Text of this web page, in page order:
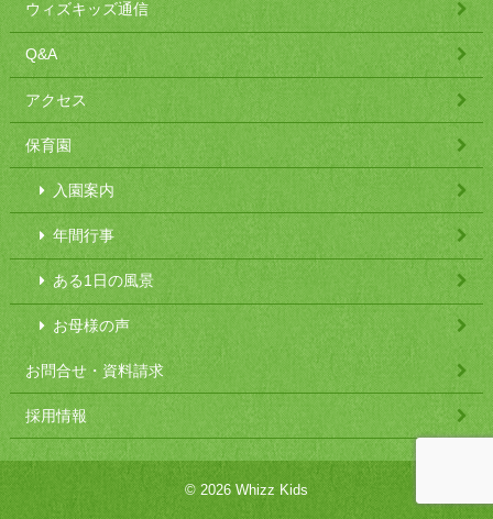
ウィズキッズ通信
Q&A
アクセス
保育園
入園案内
年間行事
ある1日の風景
お母様の声
お問合せ・資料請求
採用情報
© 2026 Whizz Kids